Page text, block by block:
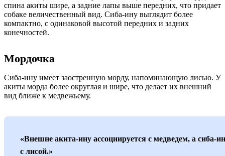
спина акиты шире, а задние лапы выше передних, что придает
собаке величественный вид. Сиба-ину выглядит более
компактно, с одинаковой высотой передних и задних
конечностей.
Мордочка
Сиба-ину имеет заостренную морду, напоминающую лисью. У
акиты морда более округлая и шире, что делает их внешний
вид ближе к медвежьему.
«Внешне акита-ину ассоциируется с медведем, а сиба-
с лисой.»